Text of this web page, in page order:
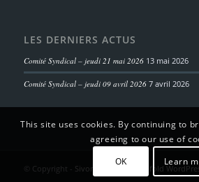
LES DERNIERS ACTUS
Comité Syndical – jeudi 21 mai 2026 13 mai 2026
Comité Syndical – jeudi 09 avril 2026 7 avril 2026
© Copyright - Sivom du Néron Enfold
This site uses cookies. By continuing to
agreeing to our use of
OK
Learn